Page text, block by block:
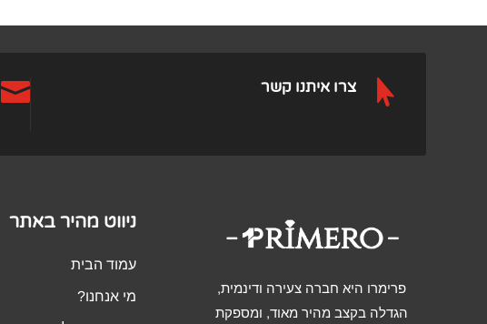
  צרו איתנו קשר
ניווט מהיר באתר
עמוד הבית
מי אנחנו?
פרימרו היא חברה צעירה ודינמית,
הגדלה בקצב מהיר מאוד, ומספקת